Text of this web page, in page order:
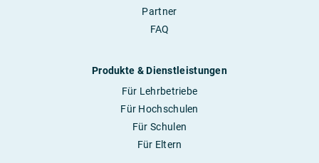
Partner
FAQ
Produkte & Dienstleistungen
Für Lehrbetriebe
Für Hochschulen
Für Schulen
Für Eltern